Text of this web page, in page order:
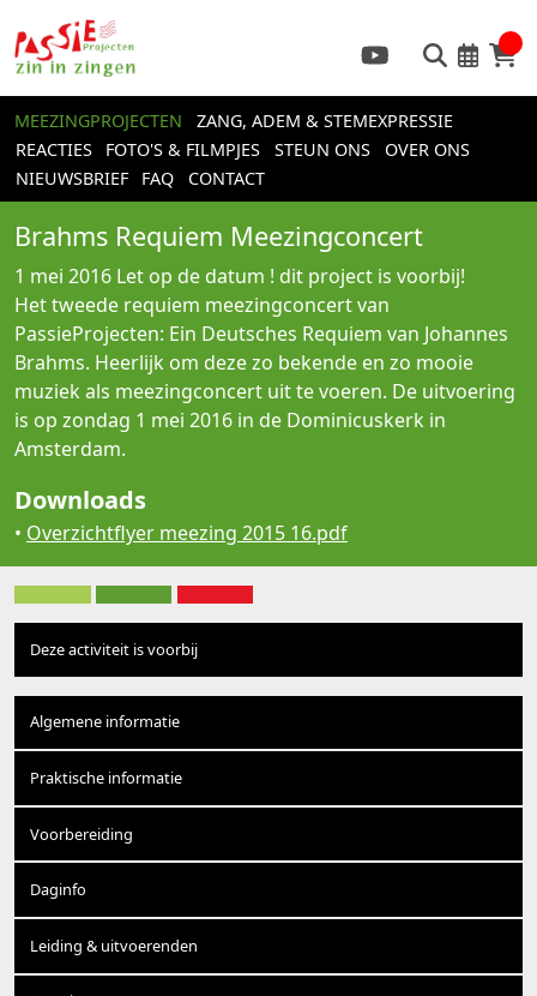
MEEZINGPROJECTEN
ZANG, ADEM & STEMEXPRESSIE
REACTIES
FOTO'S & FILMPJES STEUN ONS
OVER ONS
NIEUWSBRIEF
FAQ CONTACT
Brahms Requiem Meezingconcert
1 mei 2016 Let op de datum ! dit project is voorbij!
Het tweede requiem meezingconcert van
PassieProjecten: Ein Deutsches Requiem van Johannes
Brahms. Heerlijk om deze zo bekende en zo mooie
muziek als meezingconcert uit te voeren. De uitvoering
is op zondag 1 mei 2016 in de Dominicuskerk in
Amsterdam.
Downloads
• Overzichtflyer meezing 2015 16.pdf
Deze activiteit is voorbij
Algemene informatie
Praktische informatie
Voorbereiding
Daginfo
Leiding & uitvoerenden